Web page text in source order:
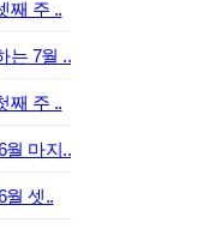
째 주 ..
는 7월 ..
째 주 ..
월 마지..
월 셋..